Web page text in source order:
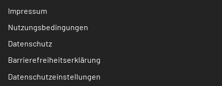
Impressum
Nutzungsbedingungen
Datenschutz
Barrierefreiheitserklärung
Datenschutzeinstellungen